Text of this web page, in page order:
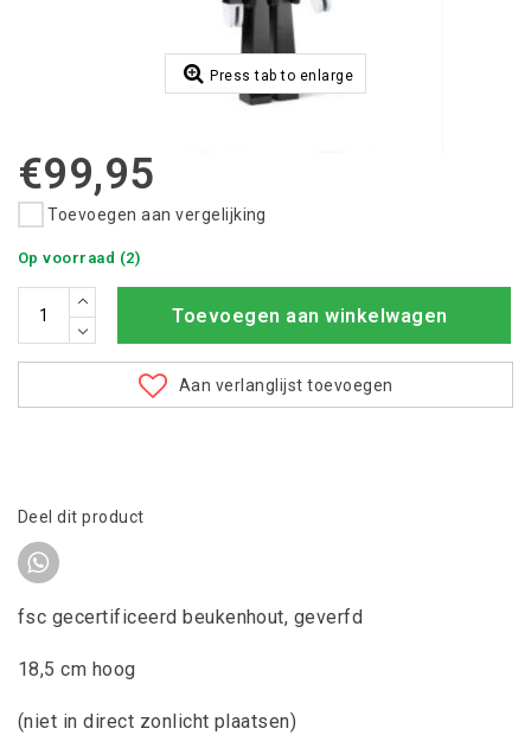
Press tab to enlarge
€99,95
Toevoegen aan vergelijking
Op voorraad (2)
Toevoegen aan winkelwagen
Aan verlanglijst toevoegen
Deel dit product
fsc gecertificeerd beukenhout, geverfd
18,5 cm hoog
(niet in direct zonlicht plaatsen)